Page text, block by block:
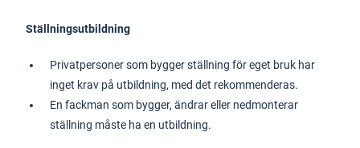
Ställningsutbildning
Privatpersoner som bygger ställning för eget bruk har
inget krav på utbildning, med det rekommenderas.
En fackman som bygger, ändrar eller nedmonterar
ställning måste ha en utbildning.